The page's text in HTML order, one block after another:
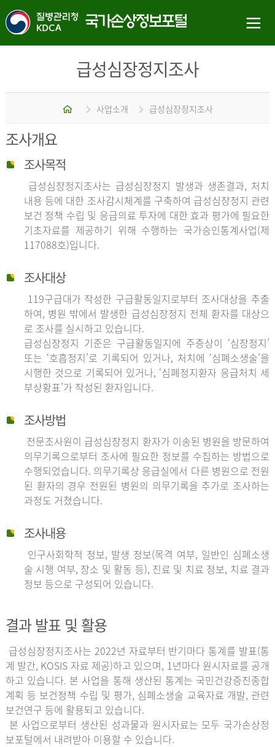
급성심장정지조사
홈 사업소개 급성심장정지조사
조사개요
조사목적
급성심장정지조사는 급성심장정지 발생과 생존결과, 처치
내용 등에 대한 조사감시체계를 구축하여 급성심장정지 관련
보건 정책 수립 및 응급의료 투자에 대한 효과 평가에 필요한
기초자료를 제공하기 위해 수행하는 국가승인통계사업(제
117088호)입니다.
조사대상
119구급대가 작성한 구급활동일지로부터 조사대상을 추출
하여, 병원 밖에서 발생한 급성심장정지 전체 환자를 대상으
로 조사를 실시하고 있습니다.
급성심장정지 기준은 구급활동일지에 주증상이 ‘심장정지’
또는 ‘호흡정지’로 기록되어 있거나, 처치에 ‘심폐소생술’을
시행한 것으로 기록되어 있거나, ‘심폐정지환자 응급처치 세
부상황표’가 작성된 환자입니다.
조사방법
전문조사원이 급성심장정지 환자가 이송된 병원을 방문하여
의무기록으로부터 조사에 필요한 정보를 수집하는 방법으로
수행되었습니다. 의무기록상 응급실에서 다른 병원으로 전원
된 환자의 경우 전원된 병원의 의무기록을 추가로 조사하는
과정도 거쳤습니다.
조사내용
인구사회학적 정보, 발생 정보(목격 여부, 일반인 심폐소생
술 시행 여부, 장소 및 활동 등), 진료 및 치료 정보, 치료 결과
정보 등으로 구성되어 있습니다.
결과 발표 및 활용
급성심장정지조사는 2022년 자료부터 반기마다 통계를 발표(통
계 발간, KOSIS 자료 제공)하고 있으며, 1년마다 원시자료를 공개
하고 있습니다. 본 사업을 통해 생산된 통계는 국민건강증진종합
계획 등 보건정책 수립 및 평가, 심폐소생술 교육자료 개발, 관련
보건연구 등에 활용되고 있습니다.
본 사업으로부터 생산된 성과물과 원시자료는 모두 국가손상정
보포털에서 내려받아 이용할 수 있습니다.